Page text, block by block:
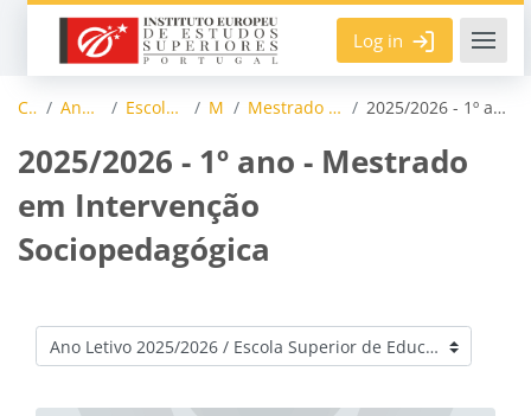
Skip to main content
Log in
Courses Ano Letivo 2025/2026 Escola Superior de Educação Mestrados Mestrado em Intervenção Sociopedagógica 2025/2026 - 1º ano - Mestrado em Intervenção Sociopedagógica
2025/2026 - 1º ano - Mestrado
em Intervenção
Sociopedagógica
Course categories